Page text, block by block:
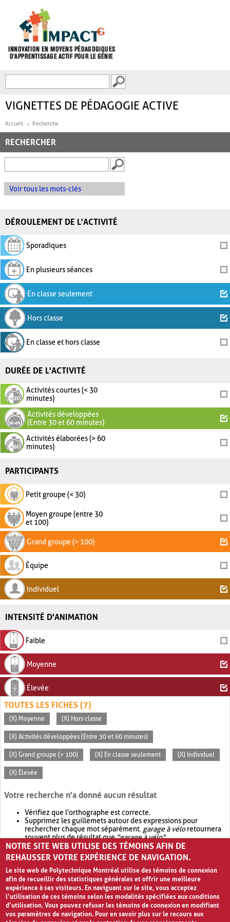
FORMULAIRE DE
VIGNETTES DE PÉDAGOGIE ACTIVE
Accueil Recherche
RECHERCHER
Voir tous les mots-clés
DÉROULEMENT DE L'ACTIVITÉ
Sporadiques
En plusieurs séances
En classe seulement
Hors classe
En classe et hors classe
DURÉE DE L'ACTIVITÉ
Activités courtes (< 30
minutes)
Activités développées
(Entre 30 et 60 minutes)
Activités élaborées (> 60
minutes)
PARTICIPANTS
Petit groupe (< 30)
Moyen groupe (entre 30
et 100)
Grand groupe (> 100)
Équipe
Individuel
INTENSITÉ D'ANIMATION
Faible
Moyenne
Élevée
TOUTES LES FICHES (7)
(X) Moyenne (X) Hors classe
(X) Activités développées (Entre 30 et 60 minutes)
(X) Grand groupe (> 100) (X) En classe seulement (X) Individuel
(X) Élevée
Votre recherche n'a donné aucun résultat
Vérifiez que l'orthographe est correcte.
Supprimez les guillemets autour des expressions pour
rechercher chaque mot séparément. garage à véloretournera
souvent plus de résultat que"garage à vélo".
Envisagez d'élargir votre recherche avec OR.garage OR vélo
retournera souvent plus de résultat quegarage à vélo
NOTRE SITE WEB UTILISE DES TÉMOINS AFIN DE
REHAUSSER VOTRE EXPÉRIENCE DE NAVIGATION.
Le site web de Polytechnique Montréal utilise des témoins de connexion
afin de recueillir des statistiques générales et offrir une meilleure
expérience à ses visiteurs. En naviguant sur le site, vous acceptez
l’utilisation de ces témoins selon les modalités spécifiées aux conditions
d’utilisation. Vous pouvez refuser les témoins de connexion en modifiant
vos paramètres de navigation. Pour en savoir plus sur le recours aux